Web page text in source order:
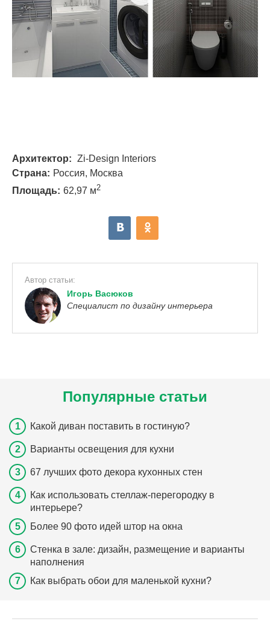
Архитектор: Zi-Design Interiors
Страна: Россия, Москва
Площадь: 62,97 м2
Автор статьи:
Игорь Васюков
Специалист по дизайну интерьера
Популярные статьи
Какой диван поставить в гостиную?
Варианты освещения для кухни
67 лучших фото декора кухонных стен
Как использовать стеллаж-перегородку в
интерьере?
Более 90 фото идей штор на окна
Стенка в зале: дизайн, размещение и варианты
наполнения
Как выбрать обои для маленькой кухни?